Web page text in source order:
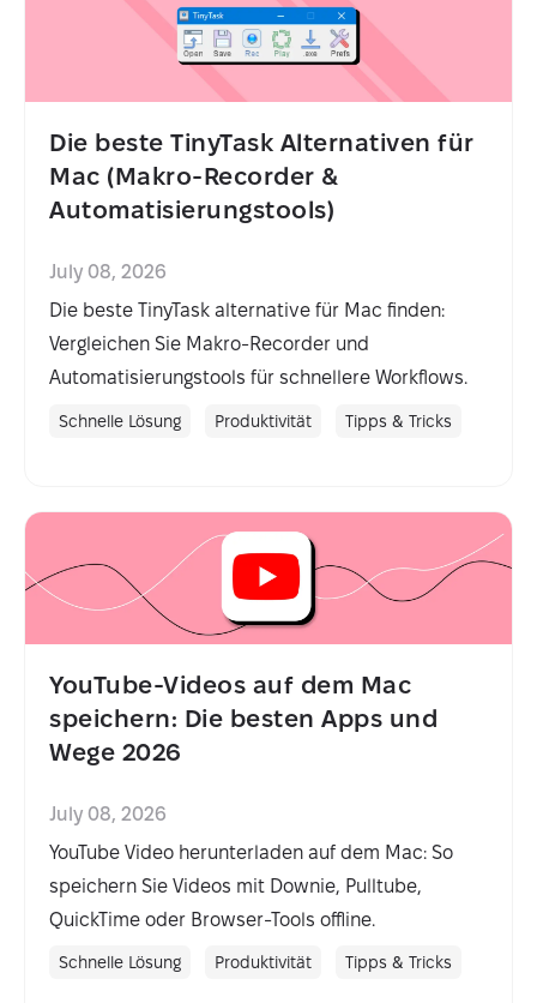
Die beste TinyTask Alternativen für
Mac (Makro-Recorder &
Automatisierungstools)
July 08, 2026
Die beste TinyTask alternative für Mac finden:
Vergleichen Sie Makro-Recorder und
Automatisierungstools für schnellere Workflows.
Schnelle Lösung Produktivität Tipps & Tricks
YouTube-Videos auf dem Mac
speichern: Die besten Apps und
Wege 2026
July 08, 2026
YouTube Video herunterladen auf dem Mac: So
speichern Sie Videos mit Downie, Pulltube,
QuickTime oder Browser-Tools offline.
Schnelle Lösung Produktivität Tipps & Tricks